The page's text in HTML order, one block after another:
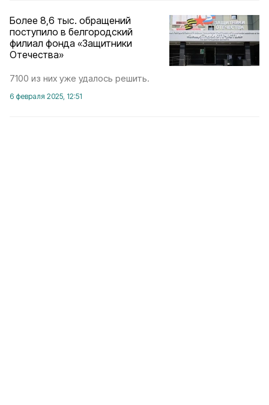
Более 8,6 тыс. обращений
поступило в белгородский
филиал фонда «Защитники
Отечества»
7100 из них уже удалось решить.
6 февраля 2025, 12:51